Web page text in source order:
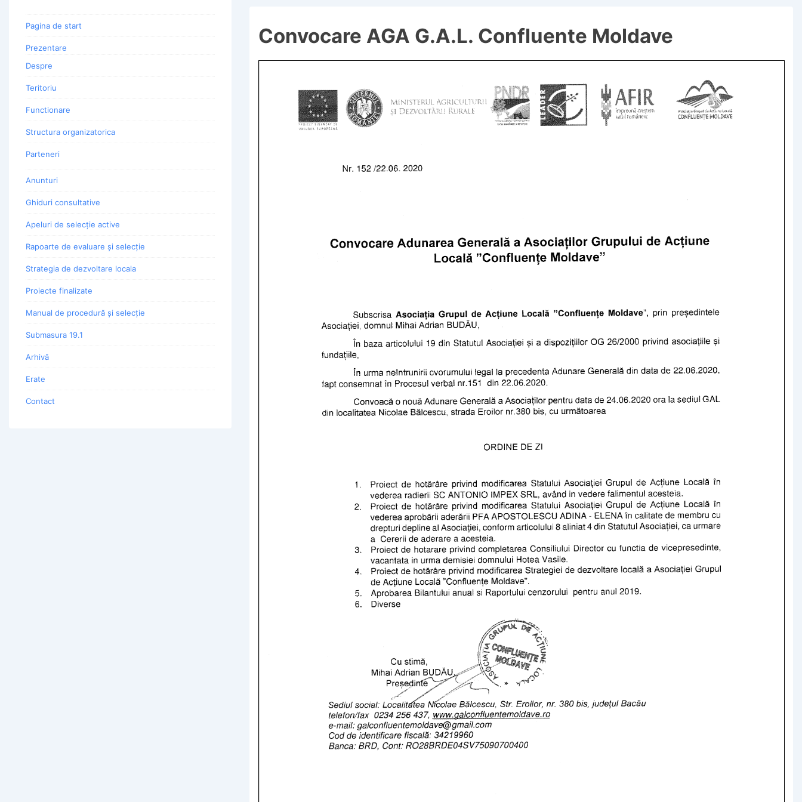
Convocare AGA G.A.L. Confluente Moldave
Pagina de start
Prezentare
Despre
Teritoriu
Functionare
Structura organizatorica
Parteneri
Anunturi
Ghiduri consultative
Apeluri de selecție active
Rapoarte de evaluare și selecție
Strategia de dezvoltare locala
Proiecte finalizate
Manual de procedură și selecție
Submasura 19.1
Arhivă
Erate
Contact